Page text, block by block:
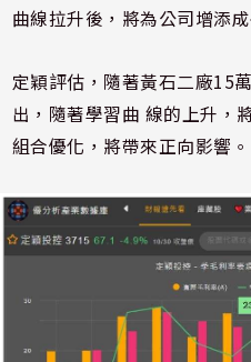
曲線拉升後，將為公司增添成
定穎評估，隨著黃石二廠15
出，隨著學習曲 線的上升，
組合優化，將帶來正向影響。